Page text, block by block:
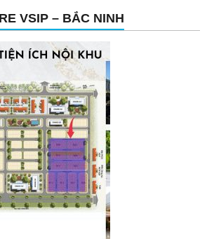
VSIP – BẮC NINH